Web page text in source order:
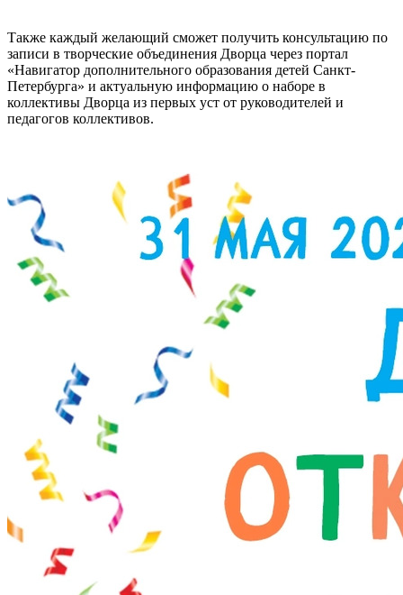
Также каждый желающий сможет получить консультацию по
записи в творческие объединения Дворца через портал
«Навигатор дополнительного образования детей Санкт-
Петербурга» и актуальную информацию о наборе в
коллективы Дворца из первых уст от руководителей и
педагогов коллективов.